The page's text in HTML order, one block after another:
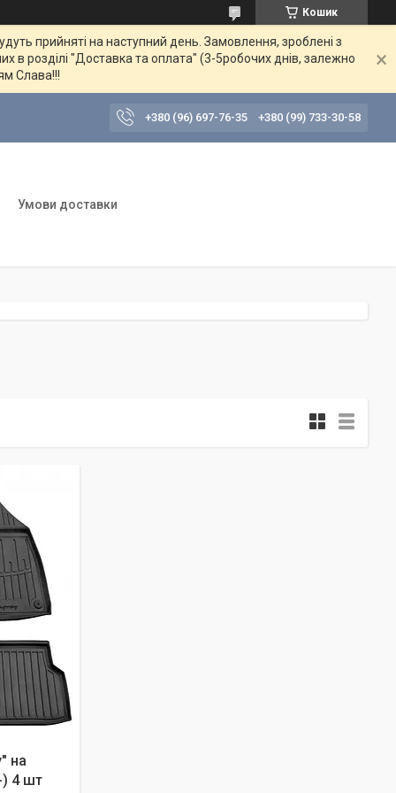
Кошик
прийняті на наступний день. Замовлення, зроблені з
в розділі "Доставка та оплата" (3-5робочих днів, залежно
Слава!!!
+380 (96) 697-76-35 +380 (99) 733-30-58
Умови доставки
на
) 4 шт